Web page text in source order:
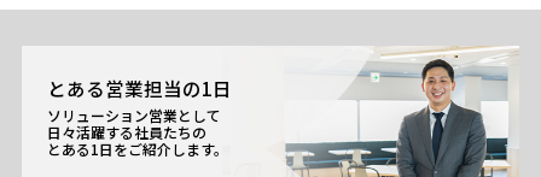
とある営業担当の1日
ソリューション営業として
日々活躍する社員たちの
とある1日をご紹介します。